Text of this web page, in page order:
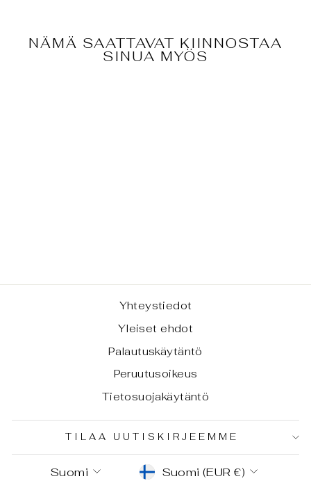
NÄMÄ SAATTAVAT KIINNOSTAA
SINUA MYÖS
Yhteystiedot
Yleiset ehdot
Palautuskäytäntö
Peruutusoikeus
Tietosuojakäytäntö
TILAA UUTISKIRJEEMME
KIELI
Suomi VALUUTTA
Suomi (EUR €)